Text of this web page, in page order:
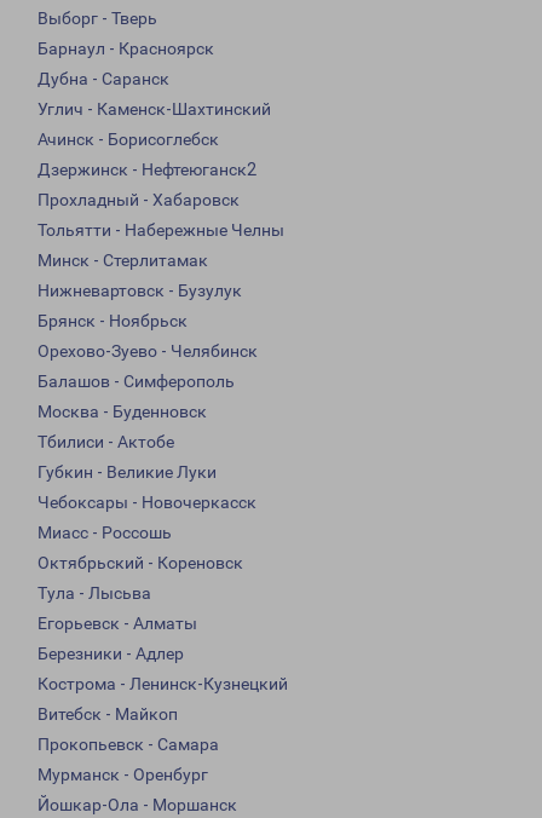
Выборг - Тверь
Барнаул - Красноярск
Дубна - Саранск
Углич - Каменск-Шахтинский
Ачинск - Борисоглебск
Дзержинск - Нефтеюганск2
Прохладный - Хабаровск
Тольятти - Набережные Челны
Минск - Стерлитамак
Нижневартовск - Бузулук
Брянск - Ноябрьск
Орехово-Зуево - Челябинск
Балашов - Симферополь
Москва - Буденновск
Тбилиси - Актобе
Губкин - Великие Луки
Чебоксары - Новочеркасск
Миасс - Россошь
Октябрьский - Кореновск
Тула - Лысьва
Егорьевск - Алматы
Березники - Адлер
Кострома - Ленинск-Кузнецкий
Витебск - Майкоп
Прокопьевск - Самара
Мурманск - Оренбург
Йошкар-Ола - Моршанск